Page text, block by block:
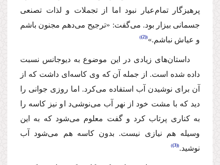
پرهیزگار تمام‌عیار نبود اما از تجملات و لذات تصنعی
جسمانی بیزار بود. می‌گفت: «ترجیح می‌دهم مجنون باشم
و عیاش نباشم.» (2)
‌داستان‌های زیادی در این موضوع‌ به دیوجانس نسبت
داده شده است. از جمله آن‌ ‌كه وی كاسه‌ای داشت كه از
آن‌ برای نوشیدن آب استفاده می‌كرد‌. اما روزی جوانی را
دید كه با مشت خود از نهر آب می‌نوشی‌د او نیز كاسه را
به كناری پرتاب كرد و گفت معلوم می‌شود كه به این
وسیله هم نیازی نیست. بدو‌ن كاسه هم می‌شود آب
نوشید. (3)